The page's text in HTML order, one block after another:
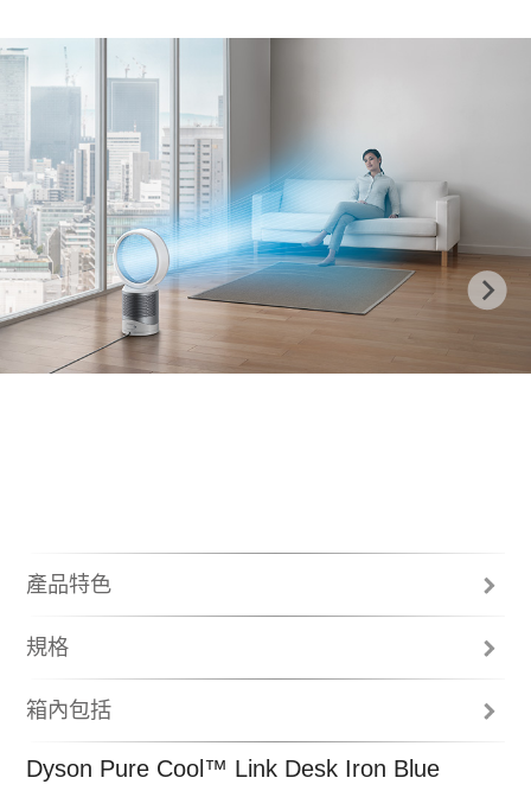
Previous
產品特色
規格
箱內包括
環形氣流倍增器
Dyson Pure Cool™ Link Desk Iron Blue